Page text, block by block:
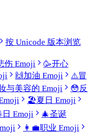
按 Unicode 版本浏览
伤 Emoji 🥳开心
🙌加油 Emoji ⚠️冒
与美容的 Emoji 😳反
🏖️夏日 Emoji
日 Emoji 🎄圣诞
👩‍💼职业 Emoji